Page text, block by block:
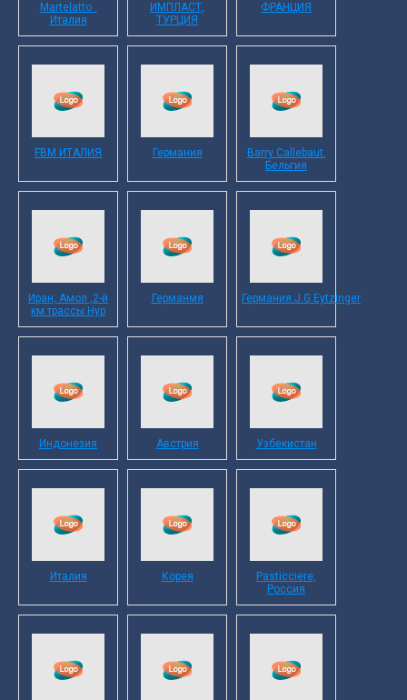
Martelatto .
Италия
ИМПЛАСТ,
ТУРЦИЯ
ФРАНЦИЯ
FBM ИТАЛИЯ Германия
Barry Callebaut.
Бельгия
Иран, Амол ,2-й
км трассы Нур
Германмя Германия.J.G.Eytzinger
Индонезия Австрия Узбекистан
Италия Корея
Pasticciere,
Россия